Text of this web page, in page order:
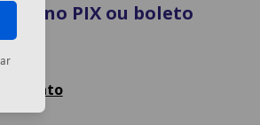
vista no PIX ou boleto